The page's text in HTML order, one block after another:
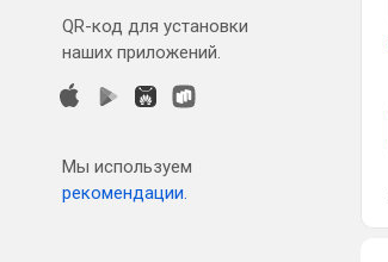
QR-код для установки
наших приложений.
Мы используем
рекомендации.